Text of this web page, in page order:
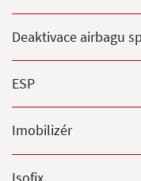
Deaktivace airbagu
ESP
Imobilizér
Isofix